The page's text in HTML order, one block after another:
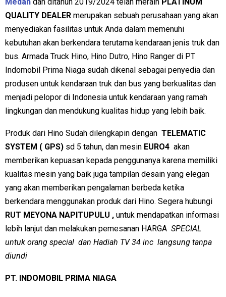
QUALITY DEALER merupakan sebuah perusahaan yang akan
menyediakan fasilitas untuk Anda dalam memenuhi
kebutuhan akan berkendara terutama kendaraan jenis truk dan
bus. Armada Truck Hino, Hino Dutro, Hino Ranger di PT
Indomobil Prima Niaga sudah dikenal sebagai penyedia dan
produsen untuk kendaraan truk dan bus yang berkualitas dan
menjadi pelopor di Indonesia untuk kendaraan yang ramah
lingkungan dan mendukung kualitas hidup yang lebih baik.
Produk dari Hino Sudah dilengkapin dengan TELEMATIC
SYSTEM ( GPS) sd 5 tahun, dan mesin EURO4 akan
memberikan kepuasan kepada penggunanya karena memiliki
kualitas mesin yang baik juga tampilan desain yang elegan
yang akan memberikan pengalaman berbeda ketika
berkendara menggunakan produk dari Hino. Segera hubungi
RUT MEYONA NAPITUPULU , untuk mendapatkan informasi
lebih lanjut dan melakukan pemesanan HARGA SPECIAL
untuk orang special dan Hadiah TV 34 inc langsung tanpa
diundi
PT. INDOMOBIL PRIMA NIAGA